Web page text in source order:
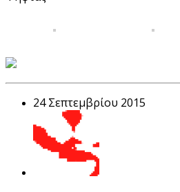
24 Σεπτεμβρίου 2015